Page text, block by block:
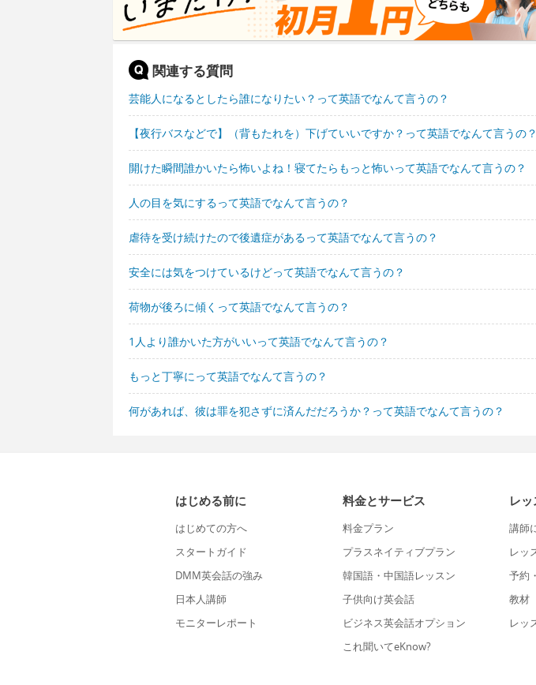
関連する質問
芸能人になるとしたら誰になりたい？って英語でなんて言うの？
【夜行バスなどで】（背もたれを）下げていいですか？って英語でなんて言うの？
開けた瞬間誰かいたら怖いよね！寝てたらもっと怖いって英語でなんて言うの？
人の目を気にするって英語でなんて言うの？
虐待を受け続けたので後遺症があるって英語でなんて言うの？
安全には気をつけているけどって英語でなんて言うの？
荷物が後ろに傾くって英語でなんて言うの？
1人より誰かいた方がいいって英語でなんて言うの？
もっと丁寧にって英語でなんて言うの？
何があれば、彼は罪を犯さずに済んだだろうか？って英語でなんて言うの？
はじめる前に
はじめての方へ
スタートガイド
DMM英会話の強み
日本人講師
モニターレポート
料金とサービス
料金プラン
プラスネイティブプラン
韓国語・中国語レッスン
子供向け英会話
ビジネス英会話オプション
これ聞いてeKnow?
レ
講師
レッ
予約
教材
レッ